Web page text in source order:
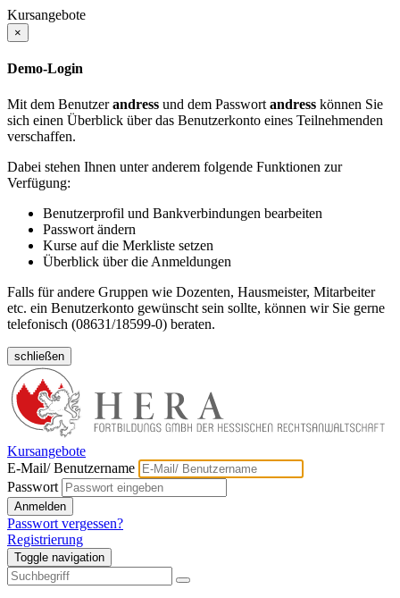
Kursangebote
×
Demo-Login
Mit dem Benutzerandress und dem Passwort andress können Sie
sich einen Überblick über das Benutzerkonto eines Teilnehmenden
verschaffen.
Dabei stehen Ihnen unter anderem folgende Funktionen zur
Verfügung:
Benutzerprofil und Bankverbindungen bearbeiten
Passwort ändern
Kurse auf die Merkliste setzen
Überblick über die Anmeldungen
Falls für andere Gruppen wie Dozenten, Hausmeister, Mitarbeiter
etc. ein Benutzerkonto gewünscht sein sollte, können wir Sie gerne
telefonisch (08631/18599-0) beraten.
schließen
Kursangebote
E-Mail/ Benutzername
Passwort
Anmelden
Passwort vergessen?
Registrierung
Toggle navigation